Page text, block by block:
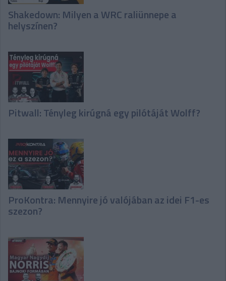
Shakedown: Milyen a WRC raliünnepe a
helyszínen?
Pitwall: Tényleg kirúgná egy pilótáját Wolff?
ProKontra: Mennyire jó valójában az idei F1-es
szezon?